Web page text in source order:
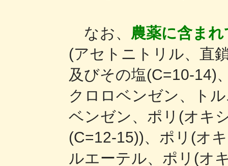
なお、 農薬に含ま
(アセトニトリル、直
及びその塩(C=10-14)
クロロベンゼン、ト
ベンゼン、ポリ(オキ
(C=12-15))、ポリ(オ
ルエーテル、ポリ(オ